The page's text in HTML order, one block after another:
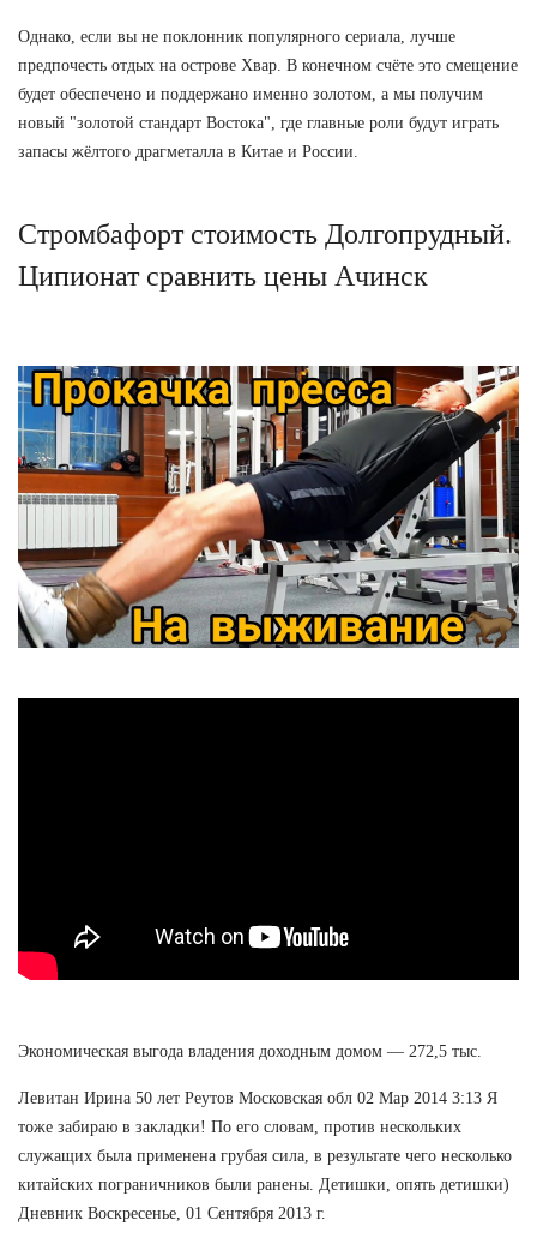
Однако, если вы не поклонник популярного сериала, лучше
предпочесть отдых на острове Хвар. В конечном счёте это смещение
будет обеспечено и поддержано именно золотом, а мы получим
новый "золотой стандарт Востока", где главные роли будут играть
запасы жёлтого драгметалла в Китае и России.
Стромбафорт стоимость Долгопрудный.
Ципионат сравнить цены Ачинск
Экономическая выгода владения доходным домом — 272,5 тыс.
Левитан Ирина 50 лет Реутов Московская обл 02 Мар 2014 3:13 Я
тоже забираю в закладки! По его словам, против нескольких
служащих была применена грубая сила, в результате чего несколько
китайских пограничников были ранены. Детишки, опять детишки)
Дневник Воскресенье, 01 Сентября 2013 г.